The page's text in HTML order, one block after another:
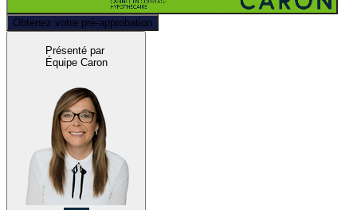
Obtenez votre pré-approbation
Présenté par
Équipe Caron